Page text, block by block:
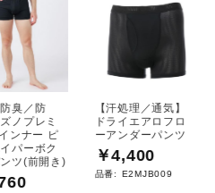
ーニング禁止
よるウエットクリーニン
防臭／防
ノプレミ
ンナー ピ
パーボク
ツ(前開き)
【汗処理／通気】
ドライエアロフロ
ーアンダーパンツ
￥4,400
品番: E2MJB009